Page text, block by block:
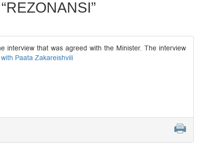
interview that was agreed with the Minister. The interview
Paata Zakareishvili